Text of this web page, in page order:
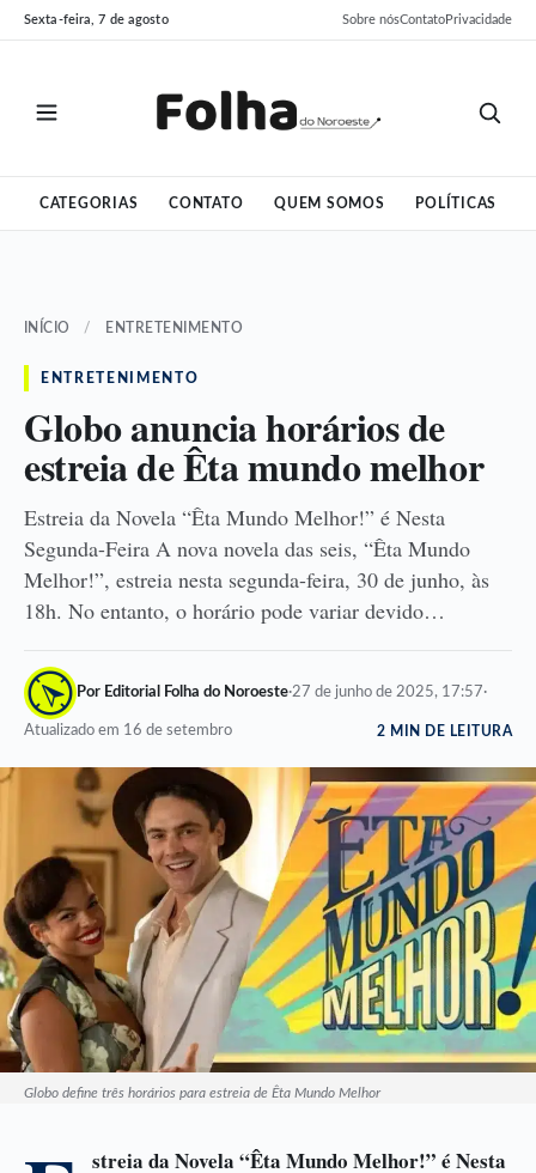
Pular
para
Pular
para
Sexta-feira, 7 de agosto Sobre nósContatoPrivacidade
CATEGORIAS CONTATO QUEM SOMOS POLÍTICAS
INÍCIO / ENTRETENIMENTO
ENTRETENIMENTO
Globo anuncia horários de
estreia de Êta mundo melhor
Estreia da Novela “Êta Mundo Melhor!” é Nesta
Segunda-Feira A nova novela das seis, “Êta Mundo
Melhor!”, estreia nesta segunda-feira, 30 de junho, às
18h. No entanto, o horário pode variar devido…
Por Editorial Folha do Noroeste·27 de junho de 2025, 17:57·
Atualizado em 16 de setembro 2 MIN DE LEITURA
Globo define três horários para estreia de Êta Mundo Melhor
streia da Novela “Êta Mundo Melhor!” é Nesta